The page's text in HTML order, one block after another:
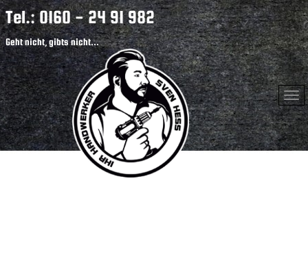
Tel.: 0160 - 24 91 982
Geht nicht, gibts nicht...